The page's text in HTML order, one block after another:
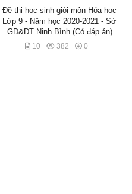
Đề thi học sinh giỏi môn Hóa học
Lớp 9 - Năm học 2020-2021 - Sở
GD&ĐT Ninh Bình (Có đáp án)
10 382 0